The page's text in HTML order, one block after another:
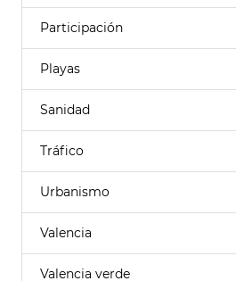
Participación
Playas
Sanidad
Tráfico
Urbanismo
Valencia
Valencia verde